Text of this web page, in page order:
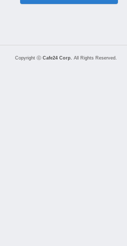
Copyright ⓒ Cafe24 Corp. All Rights Reserved.